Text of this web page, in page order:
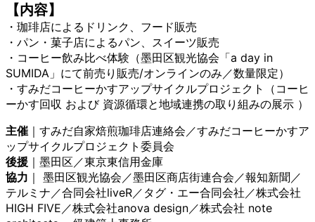
【内容】
・珈琲店によるドリンク、フード販売
・パン・菓子店によるパン、スイーツ販売
・コーヒー飲み比べ体験（墨田区観光協会「a day in
SUMIDA」にて前売り販売/オンラインのみ／数量限定）
・すみだコーヒーかすアップサイクルプロジェクト（コーヒ
ーかす回収 および 資源循環と地域連携の取り組みの展示 ）
主催 ｜すみだ自家焙煎珈琲店連絡会／すみだコーヒーかすア
ップサイクルプロジェクト委員会
後援 ｜墨田区／東京東信用金庫
協力 ｜ 墨田区観光協会／墨田区商店街連合会／報知新聞／
テルミナ／合同会社liveR／タグ・エー合同会社／株式会社
HIGH FIVE／株式会社anova design／株式会社 note